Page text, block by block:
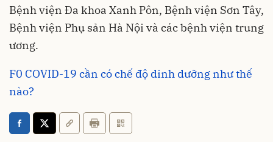
Bệnh viện Đa khoa Xanh Pôn, Bệnh viện Sơn Tây,
Bệnh viện Phụ sản Hà Nội và các bệnh viện trung
ương.
F0 COVID-19 cần có chế độ dinh dưỡng như thế
nào?